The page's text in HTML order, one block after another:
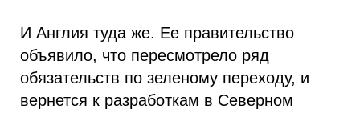
И Англия туда же. Ее правительство
объявило, что пересмотрело ряд
обязательств по зеленому переходу, и
вернется к разработкам в Северном